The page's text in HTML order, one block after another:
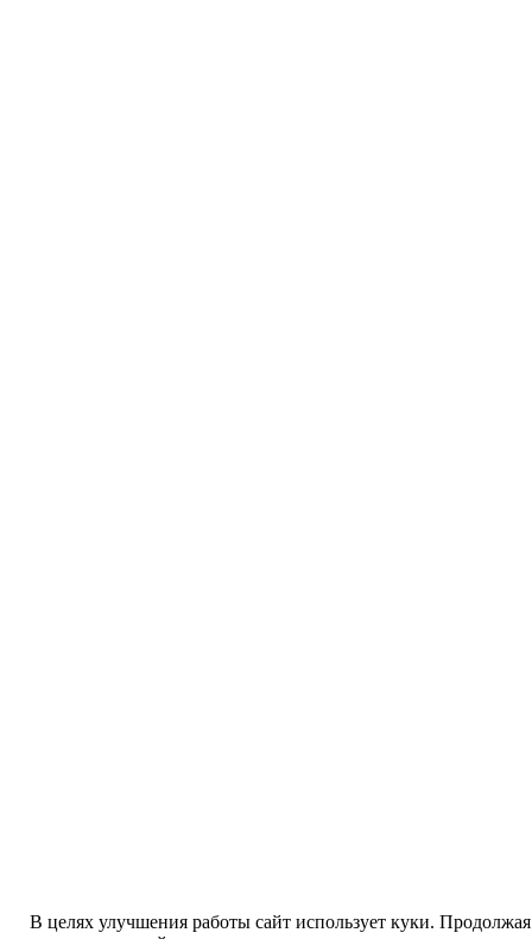
В целях улучшения работы сайт использует куки. Продолжая